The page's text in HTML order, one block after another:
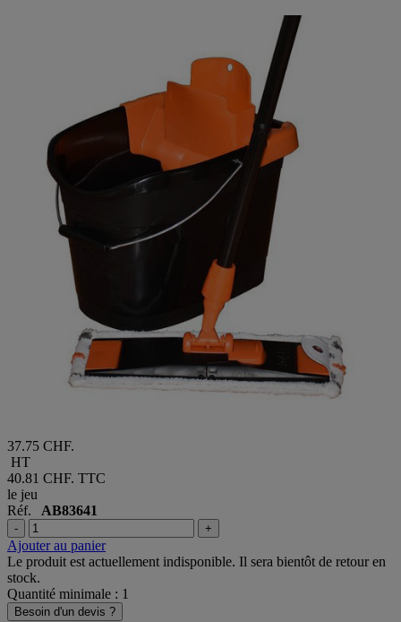
37.75 CHF.
HT
40.81 CHF. TTC
le jeu
Réf. AB83641
- +
Ajouter au panier
Le produit est actuellement indisponible. Il sera bientôt de retour en
stock.
Quantité minimale : 1
Besoin d'un devis ?